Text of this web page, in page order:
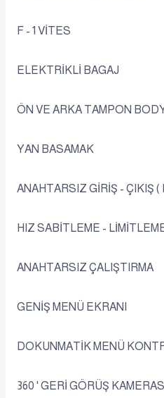
F - 1 VİTES
ELEKTRİKLİ BAGAJ
ÖN VE ARKA TAMPON
YAN BASAMAK
ANAHTARSIZ GİRİŞ - ÇIKIŞ
HIZ SABİTLEME -
ANAHTARSIZ ÇALIŞTIRMA
GENİŞ MENÜ EKRANI
DOKUNMATİK MENÜ
360 ' GERİ GÖRÜŞ KAMERASI